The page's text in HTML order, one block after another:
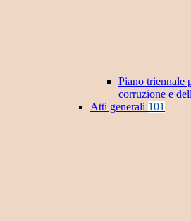
Piano triennale
corruzione e
Atti generali 101